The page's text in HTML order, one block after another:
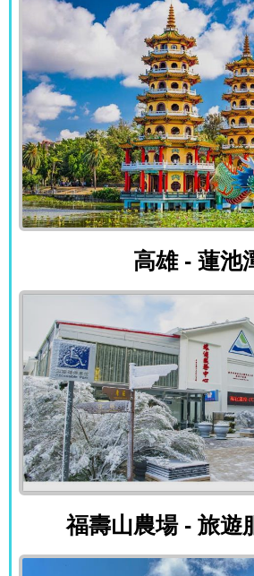
高雄 -
高雄 - 蓮池
福壽山
福壽山農場 - 旅遊